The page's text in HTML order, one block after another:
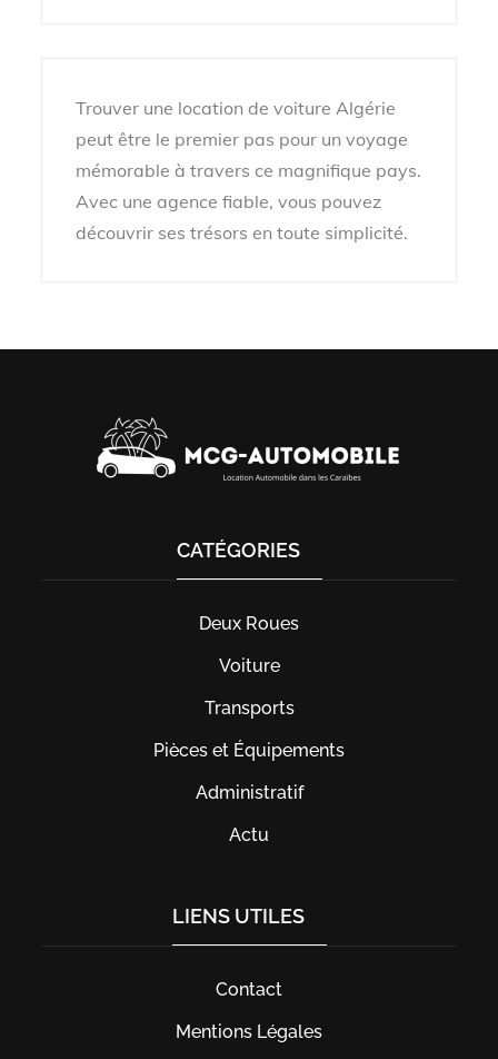
Trouver une location de voiture Algérie
peut être le premier pas pour un voyage
mémorable à travers ce magnifique pays.
Avec une agence fiable, vous pouvez
découvrir ses trésors en toute simplicité.
CATÉGORIES
Deux Roues
Voiture
Transports
Pièces et Équipements
Administratif
Actu
LIENS UTILES
Contact
Mentions Légales